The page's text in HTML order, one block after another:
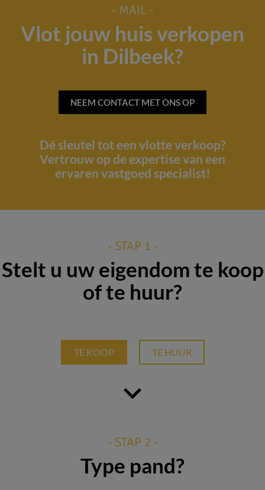
- MAIL -
Vlot jouw huis verkopen
in Dilbeek?
NEEM CONTACT MET ONS OP
Dé sleutel tot een vlotte verkoop?
Vertrouw op de expertise van een
ervaren vastgoed specialist!
- STAP 1 -
Stelt u uw eigendom te koop
of te huur?
TE KOOP TE HUUR
- STAP 2 -
Type pand?